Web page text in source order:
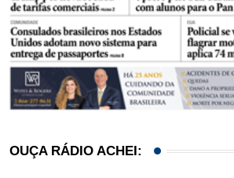
OUÇA RÁDIO ACHEI: